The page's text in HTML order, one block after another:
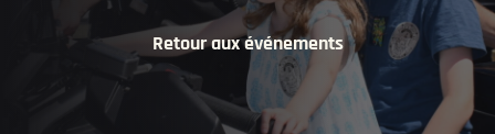
Retour aux événements